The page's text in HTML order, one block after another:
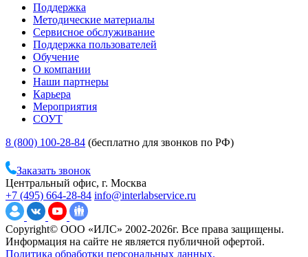
Поддержка
Методические материалы
Сервисное обслуживание
Поддержка пользователей
Обучение
О компании
Наши партнеры
Карьера
Мероприятия
СОУТ
8 (800) 100-28-84 (бесплатно для звонков по РФ)
Заказать звонок
Центральный офис, г. Москва
+7 (495) 664-28-84 info@interlabservice.ru
Copyright© ООО «ИЛС» 2002-2026г. Все права защищены.
Информация на сайте не является публичной офертой.
Политика обработки персональных данных.